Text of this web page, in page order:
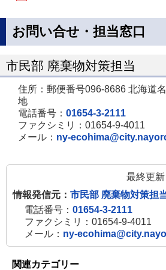
お問い合せ・担当窓口
市民部 廃棄物対策担当
住所：郵便番号096-8686 北海道
地
電話番号： 01654-3-2111
ファクシミリ：01654-9-4011
メール： ny-
最終更
情報発信元： 市民部 廃棄物対策担
電話番号： 01654-3-2111
ファクシミリ：01654-9-4011
メール： ny-
関連カテゴリー